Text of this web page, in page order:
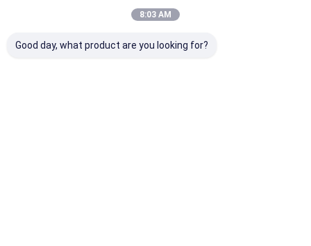
Sitemap
Privacybeleid
2026 Milipol Asia Group Co., Limited. All Rights Reserved.
8:03 AM
Good day, what product are you looking for?